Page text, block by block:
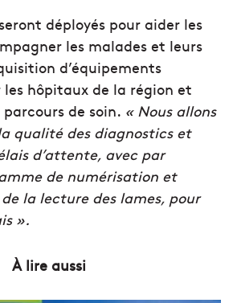
déployés pour aider les
les malades et leurs
d’équipements
hôpitaux de la région et
de soin. « Nous allons
qualité des diagnostics et
d’attente, avec par
de numérisation et
la lecture des lames, pour
».
À lire aussi